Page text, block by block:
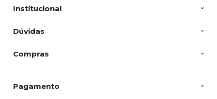
Institucional
Dúvidas
Compras
Pagamento